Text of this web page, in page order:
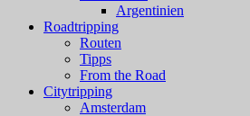
Argentinien
Roadtripping
Routen
Tipps
From the Road
Citytripping
Amsterdam